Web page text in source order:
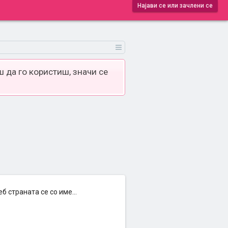
Најави се или зачлени се
да го користиш, значи се
страната се со име...